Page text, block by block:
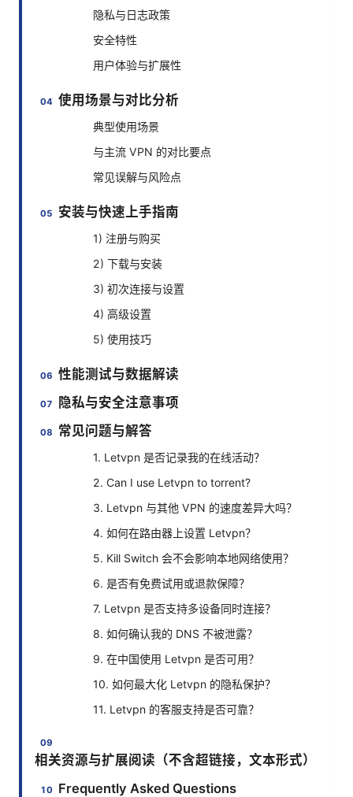
隐私与日志政策
安全特性
用户体验与扩展性
使用场景与对比分析
典型使用场景
与主流 VPN 的对比要点
常见误解与风险点
安装与快速上手指南
1) 注册与购买
2) 下载与安装
3) 初次连接与设置
4) 高级设置
5) 使用技巧
性能测试与数据解读
隐私与安全注意事项
常见问题与解答
1. Letvpn 是否记录我的在线活动？
2. Can I use Letvpn to torrent?
3. Letvpn 与其他 VPN 的速度差异大吗？
4. 如何在路由器上设置 Letvpn？
5. Kill Switch 会不会影响本地网络使用？
6. 是否有免费试用或退款保障？
7. Letvpn 是否支持多设备同时连接？
8. 如何确认我的 DNS 不被泄露？
9. 在中国使用 Letvpn 是否可用？
10. 如何最大化 Letvpn 的隐私保护？
11. Letvpn 的客服支持是否可靠？
相关资源与扩展阅读（不含超链接，文本形式）
Frequently Asked Questions